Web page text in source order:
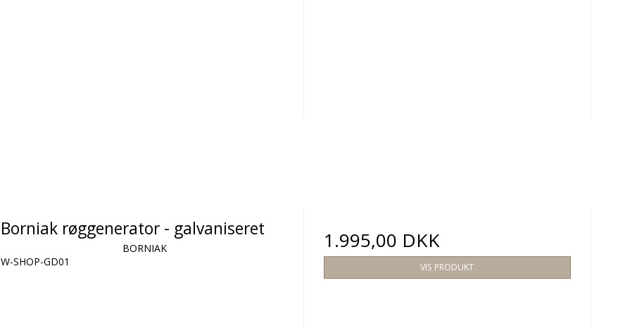
Borniak røggenerator - galvaniseret
BORNIAK
W-SHOP-GD01
1.995,00 DKK
VIS PRODUKT